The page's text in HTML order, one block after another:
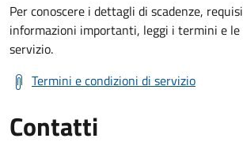
Per conoscere i dettagli di scadenze,
informazioni importanti, leggi i termini e le
servizio.
Termini e condizioni di servizio
Contatti